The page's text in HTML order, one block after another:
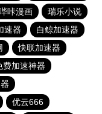
咔漫画
瑞乐小说
速器
白鲸加速器
快联加速器
费加速神器
优云666